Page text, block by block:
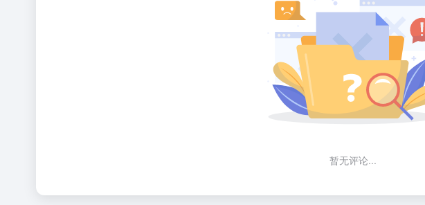
暂无评论...